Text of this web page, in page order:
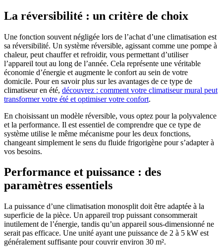
La réversibilité : un critère de choix
Une fonction souvent négligée lors de l’achat d’une climatisation est
sa réversibilité. Un système réversible, agissant comme une pompe à
chaleur, peut chauffer et refroidir, vous permettant d’utiliser
l’appareil tout au long de l’année. Cela représente une véritable
économie d’énergie et augmente le confort au sein de votre
domicile. Pour en savoir plus sur les avantages de ce type de
climatiseur en été, découvrez : comment votre climatiseur mural peut
transformer votre été et optimiser votre confort.
En choisissant un modèle réversible, vous optez pour la polyvalence
et la performance. Il est essentiel de comprendre que ce type de
système utilise le même mécanisme pour les deux fonctions,
changeant simplement le sens du fluide frigorigène pour s’adapter à
vos besoins.
Performance et puissance : des
paramètres essentiels
La puissance d’une climatisation monosplit doit être adaptée à la
superficie de la pièce. Un appareil trop puissant consommerait
inutilement de l’énergie, tandis qu’un appareil sous-dimensionné ne
serait pas efficace. Une unité ayant une puissance de 2 à 5 kW est
généralement suffisante pour couvrir environ 30 m².